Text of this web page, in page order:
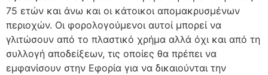
75 ετών και άνω και οι κάτοικοι απομακρυσμένων
περιοχών. Οι φορολογούμενοι αυτοί μπορεί να
γλιτώσουν από το πλαστικό χρήμα αλλά όχι και από τη
συλλογή αποδείξεων, τις οποίες θα πρέπει να
εμφανίσουν στην Εφορία για να δικαιούνται την